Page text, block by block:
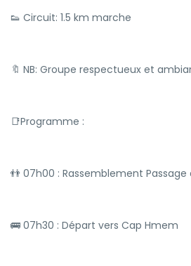
👟 Circuit: 1.5 km marche
🔖 NB: Groupe respectueux et
📑Programme :
👬 07h00 : Rassemblement
🚌 07h30 : Départ vers Cap Hmem